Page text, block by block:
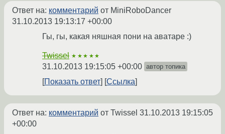
Ответ на: комментарий от MiniRoboDancer
31.10.2013 19:13:17 +00:00
Гы, гы, какая няшная пони на аватаре :)
Twissel ★★★★★
31.10.2013 19:15:05 +00:00 автор топика
Показать ответ Ссылка
Ответ на: комментарий от Twissel 31.10.2013 19:15:05
+00:00